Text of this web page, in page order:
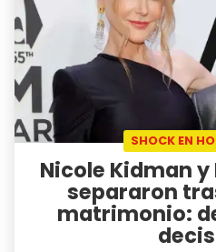
SHOCK EN
Nicole Kidman y
separaron
matrimonio: